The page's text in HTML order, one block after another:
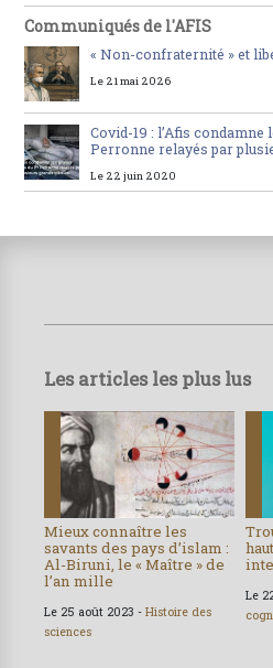
Communiqués de l'AFIS
« Non-confraternité » et
Le 21 mai 2026
Covid-19 : l’Afis
Perronne relayés par
Le 22 juin 2020
Les articles les plus lus
Mieux connaître les
savants des pays d’islam :
Al-Biruni, le « Maître » de
l’an mille
Le 25 août 2023 - Histoire des
sciences
Le